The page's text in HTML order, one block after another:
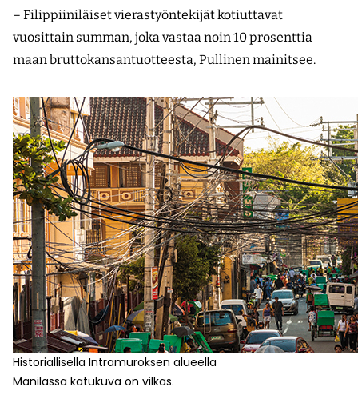
– Filippiiniläiset vierastyöntekijät kotiuttavat
vuosittain summan, joka vastaa noin 10 prosenttia
maan bruttokansantuotteesta, Pullinen mainitsee.
Historiallisella Intramuroksen alueella
Manilassa katukuva on vilkas.